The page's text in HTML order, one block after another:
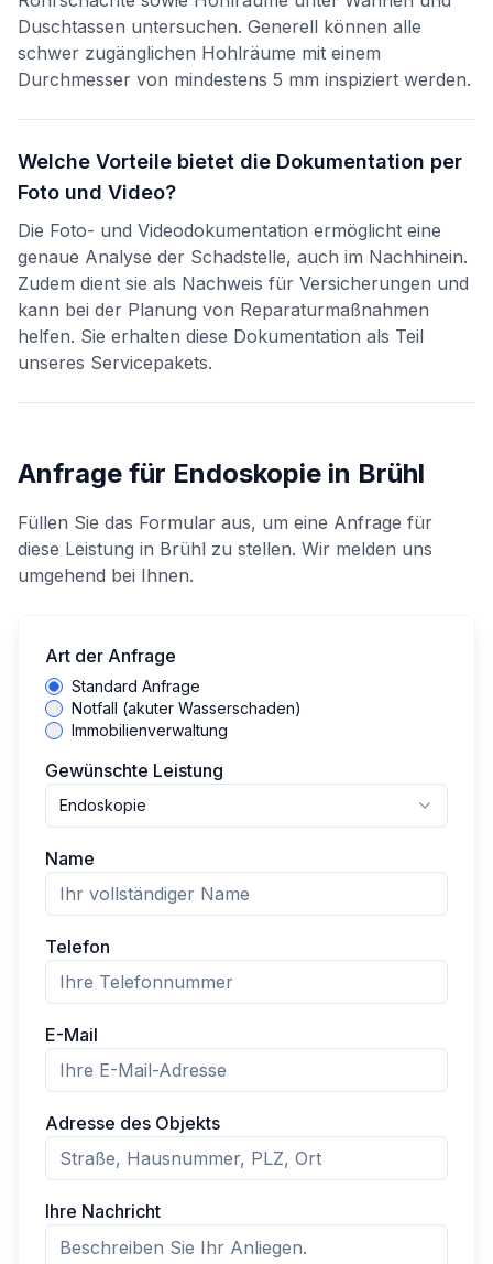
Duschtassen untersuchen. Generell können alle
schwer zugänglichen Hohlräume mit einem
Durchmesser von mindestens 5 mm inspiziert werden.
Welche Vorteile bietet die Dokumentation per
Foto und Video?
Die Foto- und Videodokumentation ermöglicht eine
genaue Analyse der Schadstelle, auch im Nachhinein.
Zudem dient sie als Nachweis für Versicherungen und
kann bei der Planung von Reparaturmaßnahmen
helfen. Sie erhalten diese Dokumentation als Teil
unseres Servicepakets.
Anfrage für Endoskopie in Brühl
Füllen Sie das Formular aus, um eine Anfrage für
diese Leistung in Brühl zu stellen. Wir melden uns
umgehend bei Ihnen.
Art der Anfrage
Standard Anfrage
Notfall (akuter Wasserschaden)
Immobilienverwaltung
Gewünschte Leistung
Endoskopie
Name
Telefon
E-Mail
Adresse des Objekts
Ihre Nachricht